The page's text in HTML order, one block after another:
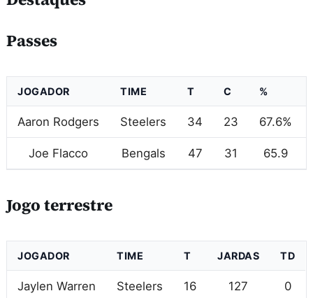
Passes
JOGADOR TIME T C %
Aaron Rodgers Steelers 34 23 67.6%
Joe Flacco Bengals 47 31 65.9
Jogo terrestre
JOGADOR TIME T JARDAS TD
Jaylen Warren Steelers 16 127 0